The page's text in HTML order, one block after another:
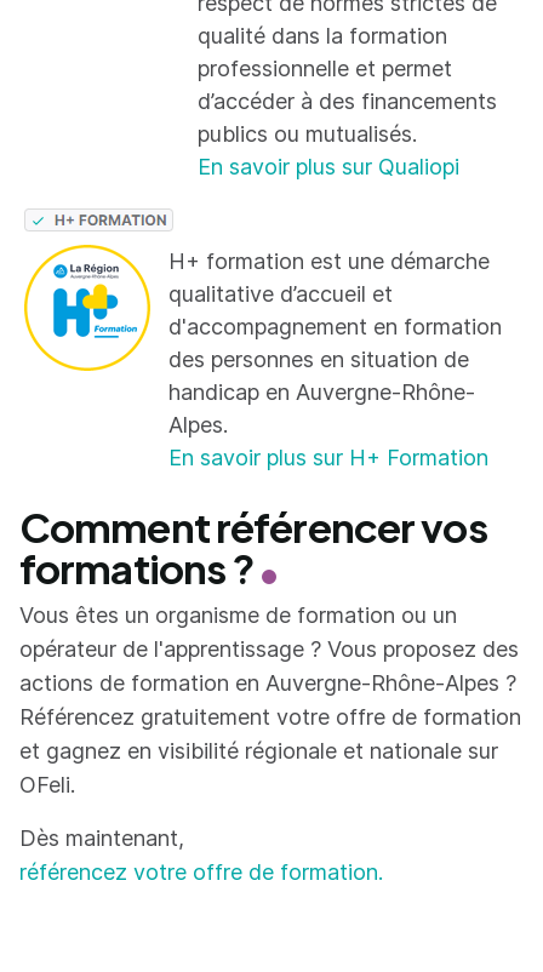
qualité dans la formation
professionnelle et permet
d’accéder à des financements
publics ou mutualisés.
En savoir plus sur Qualiopi
H+ formation est une démarche
qualitative d’accueil et
d'accompagnement en formation
des personnes en situation de
handicap en Auvergne-Rhône-
Alpes.
En savoir plus sur H+ Formation
Comment référencer vos
formations ?
Vous êtes un organisme de formation ou un
opérateur de l'apprentissage ? Vous proposez des
actions de formation en Auvergne-Rhône-Alpes ?
Référencez gratuitement votre offre de formation
et gagnez en visibilité régionale et nationale sur
OFeli.
Dès maintenant,
référencez votre offre de formation.